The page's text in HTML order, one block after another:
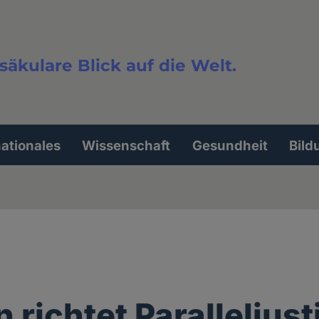
Blick auf die Welt.
Wissenschaft Gesundheit